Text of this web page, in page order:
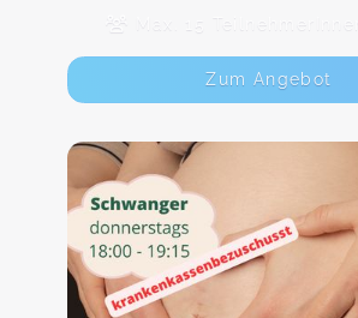
Max. 15 TeilnehmerInnen
Zum Angebot